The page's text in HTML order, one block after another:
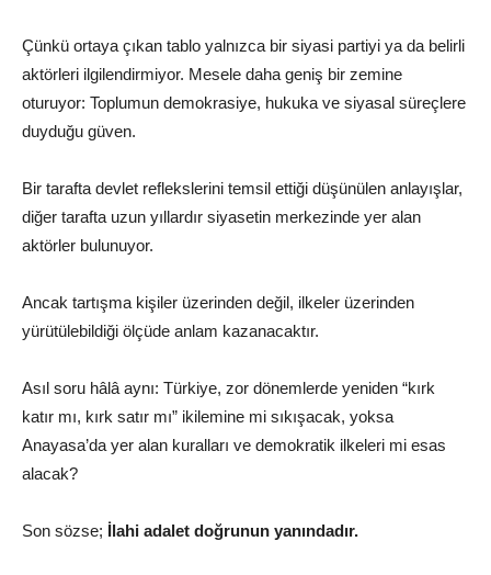
Çünkü ortaya çıkan tablo yalnızca bir siyasi partiyi ya da belirli
aktörleri ilgilendirmiyor. Mesele daha geniş bir zemine
oturuyor: Toplumun demokrasiye, hukuka ve siyasal süreçlere
duyduğu güven.
Bir tarafta devlet reflekslerini temsil ettiği düşünülen anlayışlar,
diğer tarafta uzun yıllardır siyasetin merkezinde yer alan
aktörler bulunuyor.
Ancak tartışma kişiler üzerinden değil, ilkeler üzerinden
yürütülebildiği ölçüde anlam kazanacaktır.
Asıl soru hâlâ aynı: Türkiye, zor dönemlerde yeniden “kırk
katır mı, kırk satır mı” ikilemine mi sıkışacak, yoksa
Anayasa’da yer alan kuralları ve demokratik ilkeleri mi esas
alacak?
Son sözse; İlahi adalet doğrunun yanındadır.